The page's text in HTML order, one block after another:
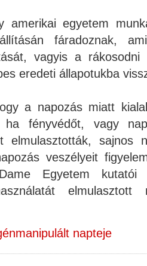
amerikai egyetem
fáradoznak,
vagyis a
eredeti állapotukba
a napozás miatt
ha fényvédőt, vagy
elmulasztották, sajnos
veszélyeit
Egyetem
napteje